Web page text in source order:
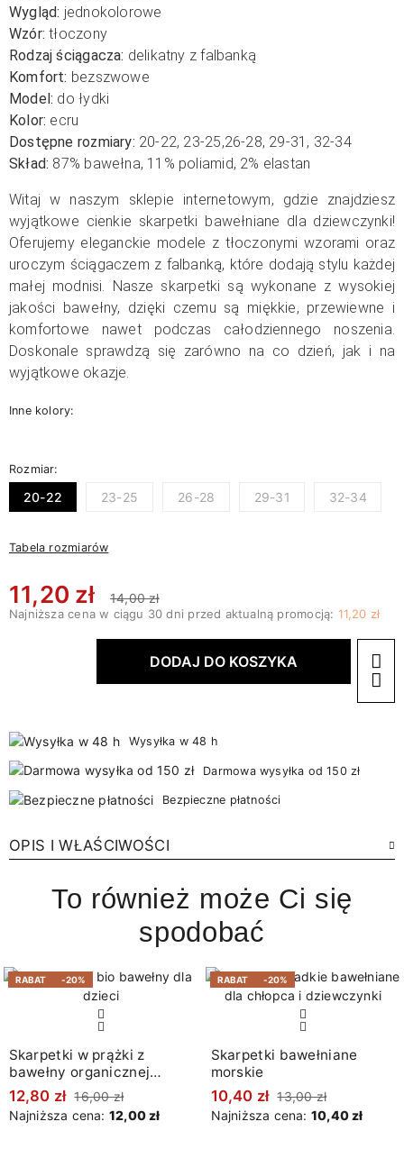
Wygląd: jednokolorowe
Wzór: tłoczony
Rodzaj ściągacza: delikatny z falbanką
Komfort: bezszwowe
Model: do łydki
Kolor: ecru
Dostępne rozmiary: 20-22, 23-25,26-28, 29-31, 32-34
Skład: 87% bawełna, 11% poliamid, 2% elastan
Witaj w naszym sklepie internetowym, gdzie znajdziesz
wyjątkowe cienkie skarpetki bawełniane dla dziewczynki!
Oferujemy eleganckie modele z tłoczonymi wzorami oraz
uroczym ściągaczem z falbanką, które dodają stylu każdej
małej modnisi. Nasze skarpetki są wykonane z wysokiej
jakości bawełny, dzięki czemu są miękkie, przewiewne i
komfortowe nawet podczas całodziennego noszenia.
Doskonale sprawdzą się zarówno na co dzień, jak i na
wyjątkowe okazje.
Inne kolory:
Rozmiar:
20-22 23-25 26-28 29-31 32-34
Tabela rozmiarów
11,20 zł 14,00 zł
Najniższa cena w ciągu 30 dni przed aktualną promocją: 11,20 zł
DODAJ DO KOSZYKA
Wysyłka w 48 h
Darmowa wysyłka od 150 zł
Bezpieczne płatności
OPIS I WŁAŚCIWOŚCI
To również może Ci się
spodobać
RABAT -20%
Skarpetki w prążki z
bawełny organicznej
melanż jasnobeżowe
12,80 zł 16,00 zł
Najniższa cena: 12,00 zł
RABAT -20%
Skarpetki bawełniane
morskie
10,40 zł 13,00 zł
Najniższa cena: 10,40 zł